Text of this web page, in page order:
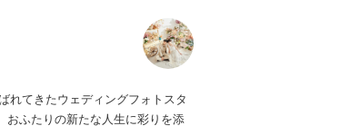
記録映像
れてきたウェディングフォトスタ
おふたりの新たな人生に彩りを添